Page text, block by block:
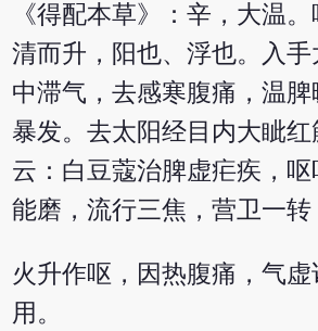
《得配本草》：辛，大温
清而升，阳也、浮也。入
中滞气，去感寒腹痛，温
暴发。去太阳经目内大眦红
云：白豆蔻治脾虚疟疾，
能磨，流行三焦，营卫一转
火升作呕，因热腹痛，气
用。